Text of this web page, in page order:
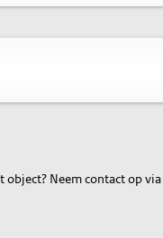
object? Neem contact op via